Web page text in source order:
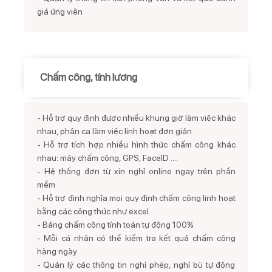
giá ứng viên
Chấm công, tính lương
- Hỗ trợ quy định được nhiều khung giờ làm việc khác
nhau, phân ca làm việc linh hoạt đơn giản
- Hỗ trợ tích hợp nhiều hình thức chấm công khác
nhau: máy chấm công, GPS, FaceID ....
- Hệ thống đơn từ xin nghỉ online ngay trên phần
mềm
- Hỗ trợ định nghĩa mọi quy định chấm công linh hoạt
bằng các công thức như excel.
- Bảng chấm công tính toán tự động 100%
- Mỗi cá nhân có thể kiểm tra kết quả chấm công
hàng ngày
- Quản lý các thông tin nghỉ phép, nghỉ bù tự động